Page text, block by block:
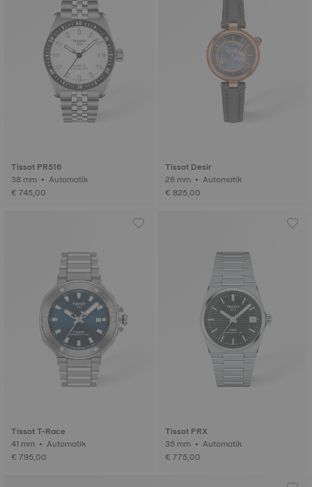
Tissot PR516
38 mm • Automatik
€ 745,00
Tissot Desir
28 mm • Automatik
€ 825,00
Tissot T-Race
41 mm • Automatik
€ 795,00
Tissot PRX
35 mm • Automatik
€ 775,00